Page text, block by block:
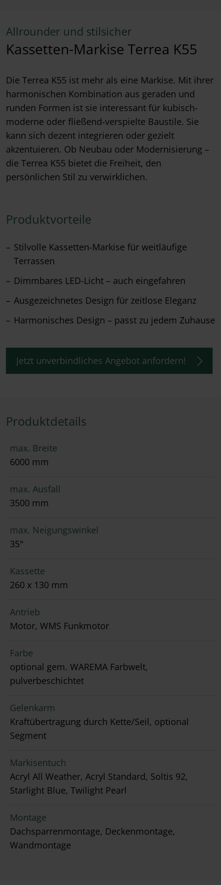
Allrounder und stilsicher
Kassetten-Markise Terrea K55
Die Terrea K55 ist mehr als eine Markise. Mit ihrer
harmonischen Kombination aus geraden und
runden Formen ist sie interessant für kubisch-
moderne oder fließend-verspielte Baustile. Sie
kann sich dezent integrieren oder gezielt
akzentuieren. Ob Neubau oder Modernisierung –
die Terrea K55 bietet die Freiheit, den
persönlichen Stil zu verwirklichen.
Produktvorteile
Stilvolle Kassetten-Markise für weitläufige
Terrassen
Dimmbares LED-Licht – auch eingefahren
Ausgezeichnetes Design für zeitlose Eleganz
Harmonisches Design – passt zu jedem Zuhause
Jetzt unverbindliches Angebot anfordern!
Produktdetails
max. Breite
6000 mm
max. Ausfall
3500 mm
max. Neigungswinkel
35°
Kassette
260 x 130 mm
Antrieb
Motor, WMS Funkmotor
Farbe
optional gem. WAREMA Farbwelt,
pulverbeschichtet
Gelenkarm
Kraftübertragung durch Kette/Seil, optional
Segment
Markisentuch
Acryl All Weather, Acryl Standard, Soltis 92,
Starlight Blue, Twilight Pearl
Montage
Dachsparrenmontage, Deckenmontage,
Wandmontage